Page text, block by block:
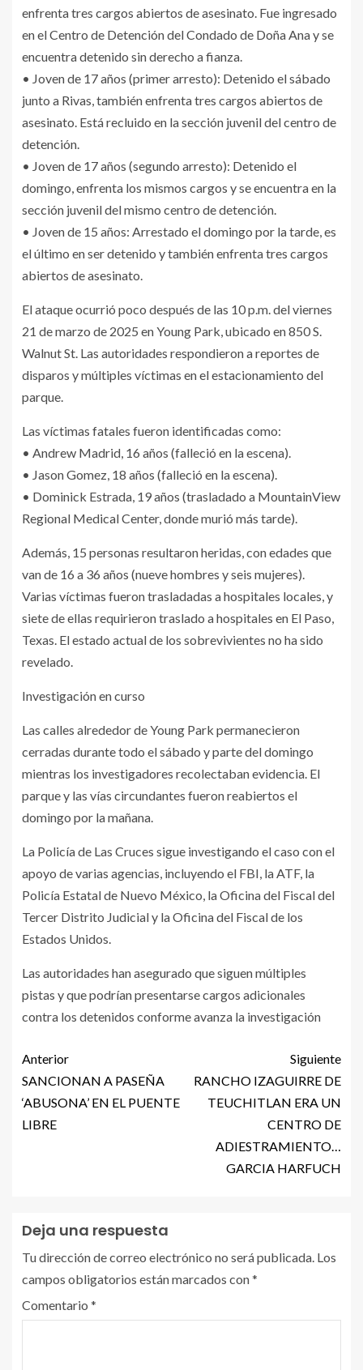
enfrenta tres cargos abiertos de asesinato. Fue ingresado
en el Centro de Detención del Condado de Doña Ana y se
encuentra detenido sin derecho a fianza.
• Joven de 17 años (primer arresto): Detenido el sábado
junto a Rivas, también enfrenta tres cargos abiertos de
asesinato. Está recluido en la sección juvenil del centro de
detención.
• Joven de 17 años (segundo arresto): Detenido el
domingo, enfrenta los mismos cargos y se encuentra en la
sección juvenil del mismo centro de detención.
• Joven de 15 años: Arrestado el domingo por la tarde, es
el último en ser detenido y también enfrenta tres cargos
abiertos de asesinato.
El ataque ocurrió poco después de las 10 p.m. del viernes
21 de marzo de 2025 en Young Park, ubicado en 850 S.
Walnut St. Las autoridades respondieron a reportes de
disparos y múltiples víctimas en el estacionamiento del
parque.
Las víctimas fatales fueron identificadas como:
• Andrew Madrid, 16 años (falleció en la escena).
• Jason Gomez, 18 años (falleció en la escena).
• Dominick Estrada, 19 años (trasladado a MountainView
Regional Medical Center, donde murió más tarde).
Además, 15 personas resultaron heridas, con edades que
van de 16 a 36 años (nueve hombres y seis mujeres).
Varias víctimas fueron trasladadas a hospitales locales, y
siete de ellas requirieron traslado a hospitales en El Paso,
Texas. El estado actual de los sobrevivientes no ha sido
revelado.
Investigación en curso
Las calles alrededor de Young Park permanecieron
cerradas durante todo el sábado y parte del domingo
mientras los investigadores recolectaban evidencia. El
parque y las vías circundantes fueron reabiertos el
domingo por la mañana.
La Policía de Las Cruces sigue investigando el caso con el
apoyo de varias agencias, incluyendo el FBI, la ATF, la
Policía Estatal de Nuevo México, la Oficina del Fiscal del
Tercer Distrito Judicial y la Oficina del Fiscal de los
Estados Unidos.
Las autoridades han asegurado que siguen múltiples
pistas y que podrían presentarse cargos adicionales
contra los detenidos conforme avanza la investigación
Anterior
SANCIONAN A PASEÑA
‘ABUSONA’ EN EL PUENTE
LIBRE
Siguiente
RANCHO IZAGUIRRE DE
TEUCHITLAN ERA UN
CENTRO DE
ADIESTRAMIENTO…
GARCIA HARFUCH
Deja una respuesta
Tu dirección de correo electrónico no será publicada. Los
campos obligatorios están marcados con*
Comentario *